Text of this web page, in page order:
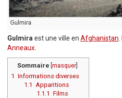
Gulmira
Gulmira est une ville en Afghanistan
Anneaux
Sommaire masquer
1 Informations diverses
1.1 Apparitions
1.1.1
Films